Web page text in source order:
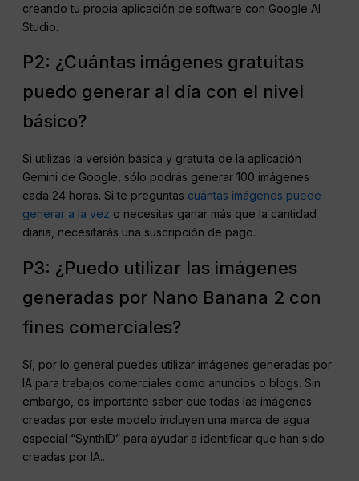
creando tu propia aplicación de software con Google AI
Studio.
P2: ¿Cuántas imágenes gratuitas
puedo generar al día con el nivel
básico?
Si utilizas la versión básica y gratuita de la aplicación
Gemini de Google, sólo podrás generar 100 imágenes
cada 24 horas. Si te preguntas cuántas imágenes puede
generar a la vez o necesitas ganar más que la cantidad
diaria, necesitarás una suscripción de pago.
P3: ¿Puedo utilizar las imágenes
generadas por Nano Banana 2 con
fines comerciales?
Sí, por lo general puedes utilizar imágenes generadas por
IA para trabajos comerciales como anuncios o blogs. Sin
embargo, es importante saber que todas las imágenes
creadas por este modelo incluyen una marca de agua
especial “SynthID” para ayudar a identificar que han sido
creadas por IA..